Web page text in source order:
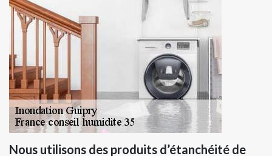
Nous utilisons des produits d’étanchéité de